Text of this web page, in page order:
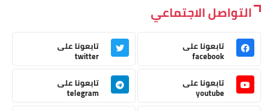
التواصل الاجتماعي
تابعونا على
facebook
تابعونا على
twitter
تابعونا على
youtube
تابعونا على
telegram